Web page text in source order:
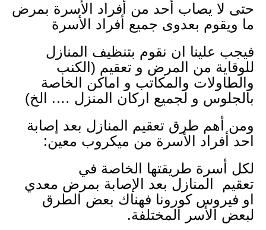
حتى لا يصاب أحد من أفراد الأسرة بمرض
ما ويقوم بعدوى جميع أفراد الأسرة
فيجب علينا ان نقوم بتنظيف المنازل
للوقاية من المرض و تعقيم (الكنب
والطاولات والمكاتب و اماكن الخاصة
بالجلوس و لجميع اركان المنزل …. الخ)
ومن أهم طرق تعقيم المنازل بعد إصابة
احد أفراد الأسرة من ميكروب معين:
لكل أسرة طريقتها الخاصة في
تعقيم المنازل بعد الإصابة بمرض معدي
او فيروس كورونا فهناك بعض الطرق
لبعض الأسر المختلفة.